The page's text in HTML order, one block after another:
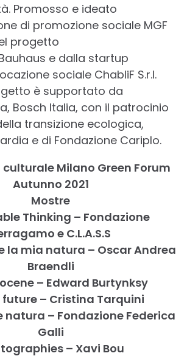
Promosso e ideato
di promozione sociale MGF
progetto
e dalla startup
sociale ChabliF S.r.l.
è supportato da
Bosch Italia, con il patrocinio
transizione ecologica,
e di Fondazione Cariplo.
Milano Green Forum
Autunno 2021
Mostre
Thinking – Fondazione
e C.L.A.S.S
la mia natura – Oscar Andrea
Braendli
– Edward Burtynksy
future – Cristina Tarquini
natura – Fondazione Federica
Galli
– Xavi Bou